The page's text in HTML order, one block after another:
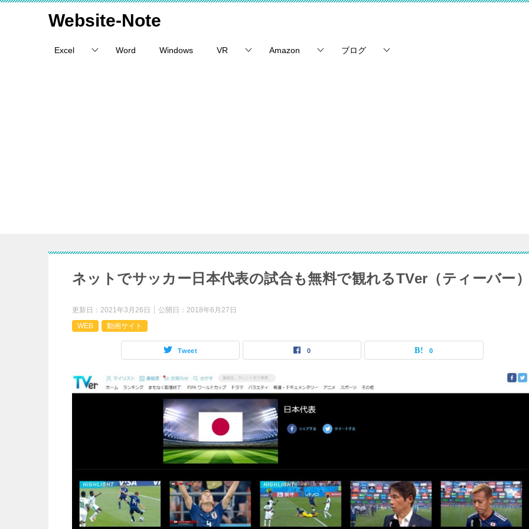
Website-Note
Excel Word Windows VR Amazon ブログ
ネットでサッカー日本代表の試合も無料で観れるTVer（ティーバー）
更新日： 2021年3月26日 公開日： 2018年6月27日
WEB
動画サイト
Tweet 0 0